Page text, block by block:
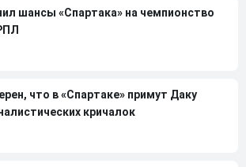
шансы «Спартака» на чемпионство
что в «Спартаке» примут Даку
кричалок